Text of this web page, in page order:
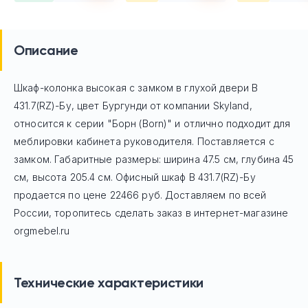
Описание
Шкаф-колонка высокая с замком в глухой двери B
431.7(RZ)-Бу, цвет Бургунди от компании Skyland,
относится к серии "Борн (Born)" и отлично подходит для
меблировки кабинета руководителя. Поставляется с
замком. Габаритные размеры: ширина 47.5 см, глубина 45
см, высота 205.4 см. Офисный шкаф B 431.7(RZ)-Бу
продается по цене 22466 руб. Доставляем по всей
России, торопитесь сделать заказ в интернет-магазине
orgmebel.ru
Технические характеристики